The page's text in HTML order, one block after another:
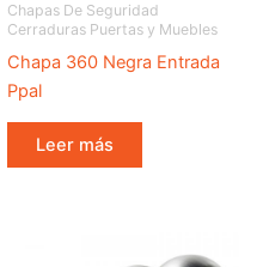
Chapas De Seguridad
Cerraduras Puertas y Muebles
Chapa 360 Negra Entrada
Ppal
Leer más